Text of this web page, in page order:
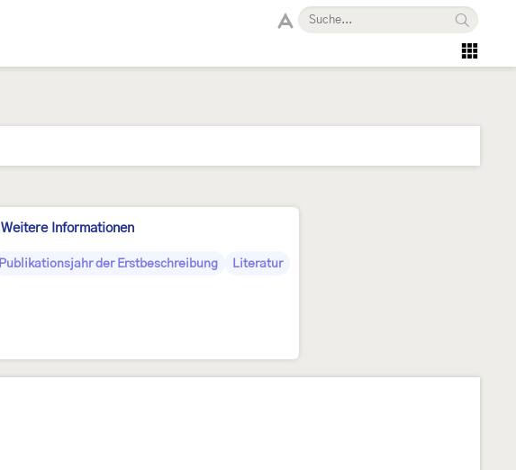
Weitere Informationen
Publikationsjahr der Erstbeschreibung Literatur